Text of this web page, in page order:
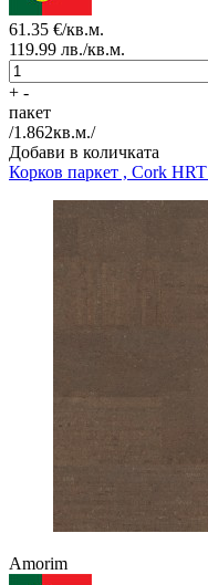
61.35 €/кв.м.
119.99 лв./кв.м.
+ -
пакет
/1.862кв.м./
Добави в количката
Корков паркет , Cork HRT
Amorim